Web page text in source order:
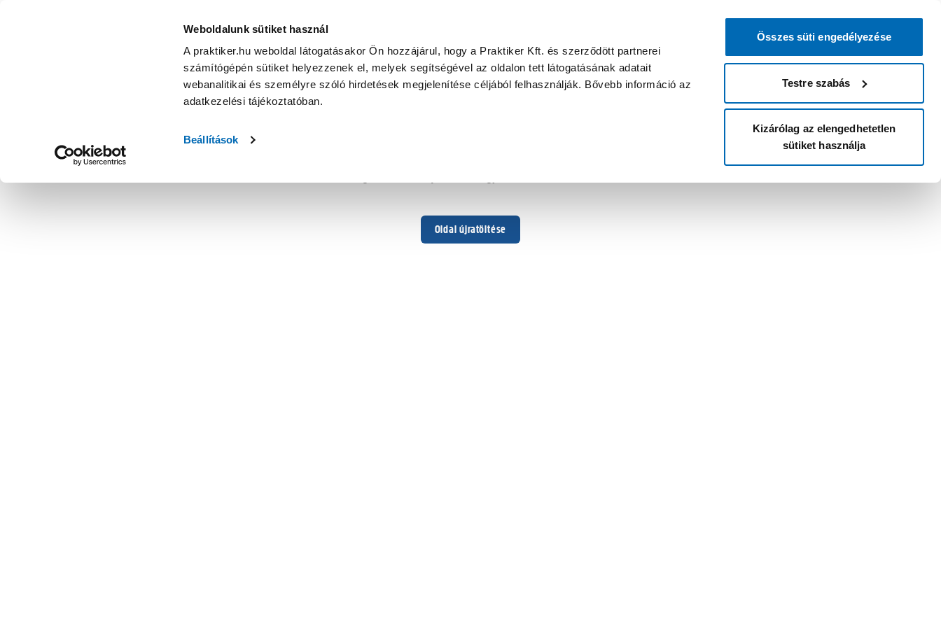
Weboldalunk sütiket használ
A praktiker.hu weboldal látogatásakor Ön hozzájárul, hogy a Praktiker Kft. és szerződött partnerei
számítógépén sütiket helyezzenek el, melyek segítségével az oldalon tett látogatásának adatait
webanalitikai és személyre szóló hirdetések megjelenítése céljából felhasználják. Bővebb információ az
adatkezelési tájékoztatóban.
Beállítások
Összes süti engedélyezése
Testre szabás
Kizárólag az elengedhetetlen
sütiket használja
Oldal újratöltése